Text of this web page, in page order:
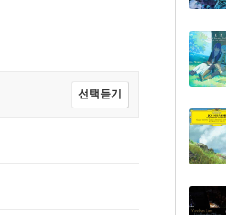
선택듣기